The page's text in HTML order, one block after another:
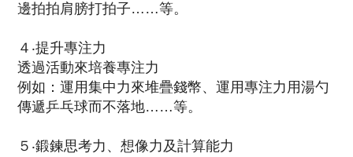
邊拍拍肩膀打拍子……等。
４‧提升專注力
透過活動來培養專注力
例如：運用集中力來堆疊錢幣、運用專注力用湯勺
傳遞乒乓球而不落地……等。
５‧鍛鍊思考力、想像力及計算能力